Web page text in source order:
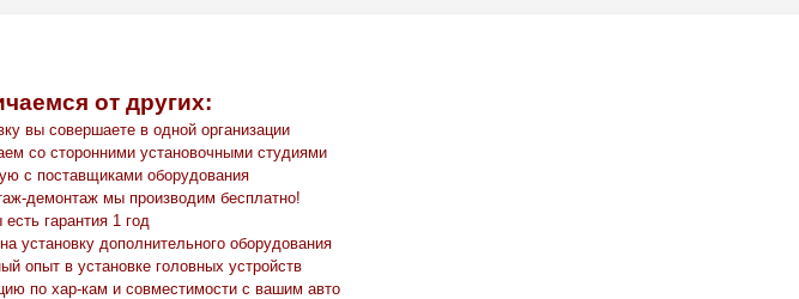
от других:
вы совершаете в одной организации
со сторонними установочными студиями
с поставщиками оборудования
демонтаж мы производим бесплатно!
гарантия 1 год
установку дополнительного оборудования
опыт в установке головных устройств
по хар-кам и совместимости с вашим авто